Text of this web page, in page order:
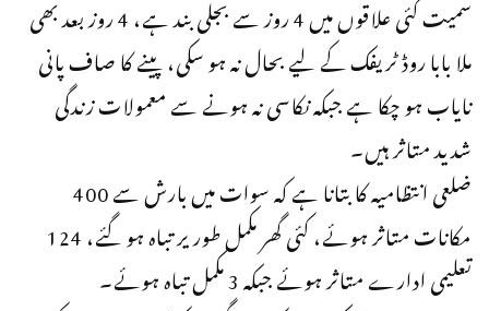
سمیت کئی علاقوں میں 4 روز سے بجلی بند ہے، 4 روز بعد بھی
ملا بابا روڈ ٹریفک کے لیے بحال نہ ہو سکی، پینے کا صاف پانی
نایاب ہو چکا ہے جبکہ نکاسی نہ ہونے سے معمولات زندگی
شدید متاثر ہیں۔
ضلعی انتظامیہ کا بتانا ہے کہ سوات میں بارش سے 400
مکانات متاثر ہوئے، کئی گھر مکمل طور یر تباہ ہو گئے، 124
تعلیمی ادارے متاثر ہوئے جبکہ 3 مکمل تباہ ہوئے۔